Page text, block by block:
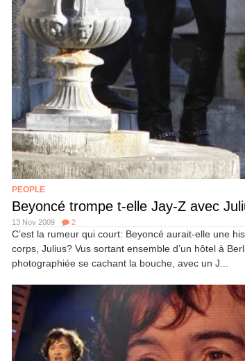
PEOPLE
Beyoncé trompe t-elle Jay-Z avec
13 Nov 2009 2
C’est la rumeur qui court: Beyoncé aurait-elle une
corps, Julius? Vus sortant ensemble d’un hôtel à
photographiée se cachant la bouche, avec un J...